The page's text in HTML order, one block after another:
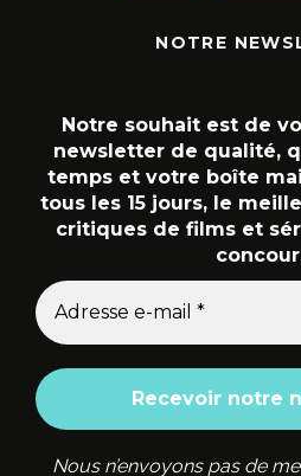
NOTRE
Notre souhait est de
newsletter de qualité,
temps et votre boîte
tous les 15 jours, le
critiques de films et
Nous n’envoyons pas de